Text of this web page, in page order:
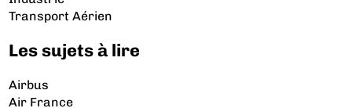
Transport Aérien
Les sujets à lire
Airbus
Air France